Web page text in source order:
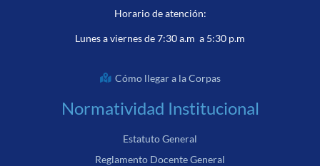
Horario de atención:
Lunes a viernes de 7:30 a.m a 5:30 p.m
Cómo llegar a la Corpas
Normatividad Institucional
Estatuto General
Reglamento Docente General